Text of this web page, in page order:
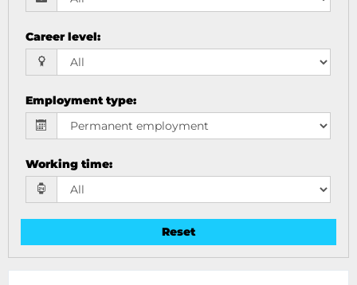
Career level:
Employment type:
Working time:
Reset